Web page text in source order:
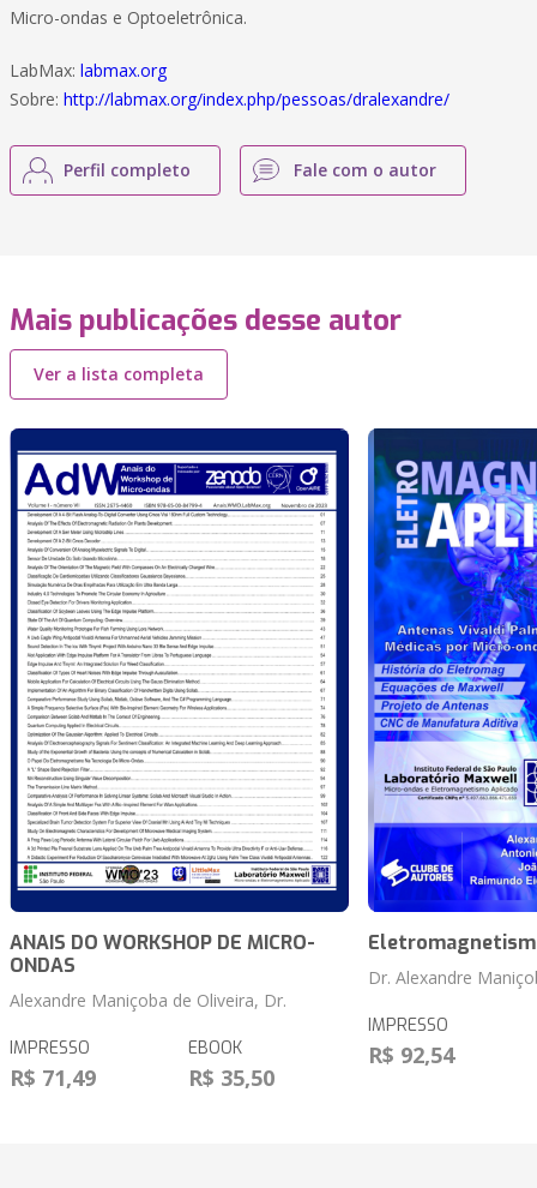
Micro-ondas e Optoeletrônica.
LabMax: labmax.org
Sobre: http://labmax.org/index.php/pessoas/dralexandre/
Perfil completo Fale com o autor
Mais publicações desse autor
Ver a lista completa
ANAIS DO WORKSHOP DE MICRO-
ONDAS
Alexandre Maniçoba de Oliveira, Dr.
IMPRESSO
R$ 71,49
EBOOK
R$ 35,50
Dr. Alexandre
IMPRESSO
R$ 92,54